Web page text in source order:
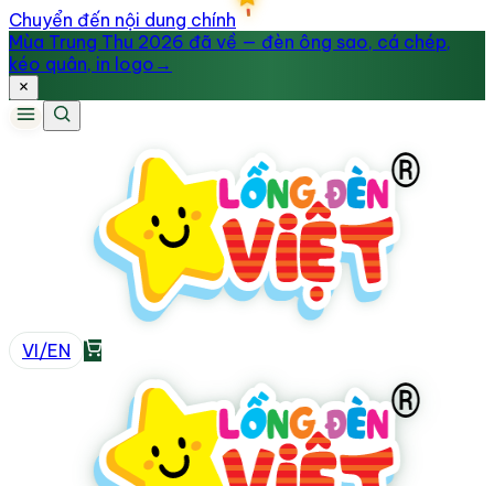
Chuyển đến nội dung chính
Mùa Trung Thu 2026 đã về — đèn ông sao, cá chép,
kéo quân, in logo →
VI/EN